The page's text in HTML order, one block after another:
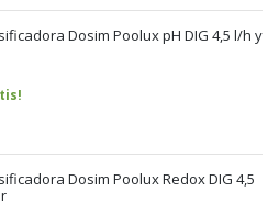
Dosim Poolux pH DIG 4,5 l/h y
Dosim Poolux Redox DIG 4,5